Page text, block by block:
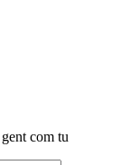
com tu